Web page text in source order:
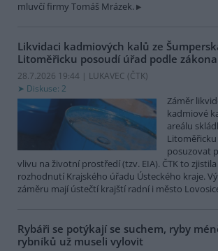
mluvčí firmy Tomáš Mrázek.
Likvidaci kadmiových kalů ze
Litoměřicku posoudí úřad podle zákona
28.7.2026 19:44 | LUKAVEC (ČTK)
Diskuse: 2
Záměr
kadmiové
areálu
posuzovat
vlivu na životní prostředí (tzv. EIA). ČTK to
rozhodnutí Krajského úřadu Ústeckého kraje.
záměru mají ústečtí krajští radní i město
Rybáři se potýkají se suchem, ryby
rybníků už museli vylovit